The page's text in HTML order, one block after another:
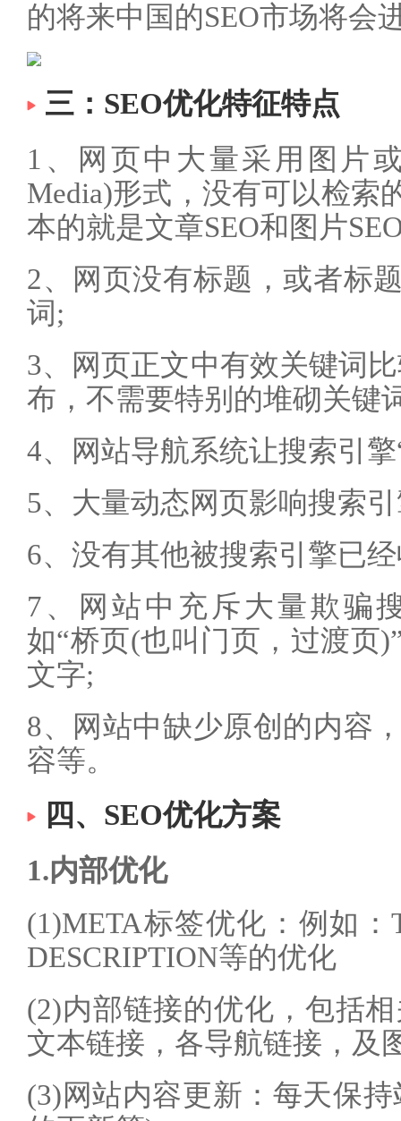
的将来中国的SEO市场将会
三：SEO优化特征特点
1、网页中大量采用图片
Media)形式，没有可以检索
本的就是文章SEO和图片
2、网页没有标题，或者标
词;
3、网页正文中有效关键词
布，不需要特别的堆砌关键
4、网站导航系统让搜索引
5、大量动态网页影响搜索
6、没有其他被搜索引擎已
7、网站中充斥大量欺骗
如“桥页(也叫门页，过渡页
文字;
8、网站中缺少原创的内容
容等。
四、SEO优化方案
1.内部优化
(1)META标签优化：例如：
DESCRIPTION等的优化
(2)内部链接的优化，包括
文本链接，各导航链接，及
(3)网站内容更新：每天保